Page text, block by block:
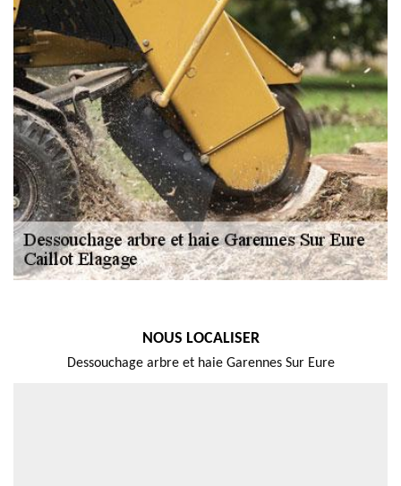
NOUS LOCALISER
Dessouchage arbre et haie Garennes Sur Eure